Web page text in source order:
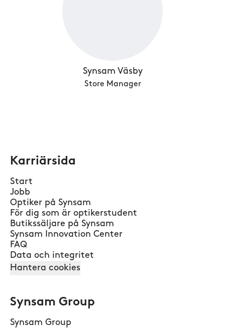
Synsam Väsby
Store Manager
Karriärsida
Start
Jobb
Optiker på Synsam
För dig som är optikerstudent
Butikssäljare på Synsam
Synsam Innovation Center
FAQ
Data och integritet
Hantera cookies
Synsam Group
Synsam Group